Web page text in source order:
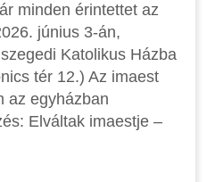
minden érintettet az
június 3-án,
Katolikus Házba
tér 12.) Az imaest
az egyházban
Elváltak imaestje –